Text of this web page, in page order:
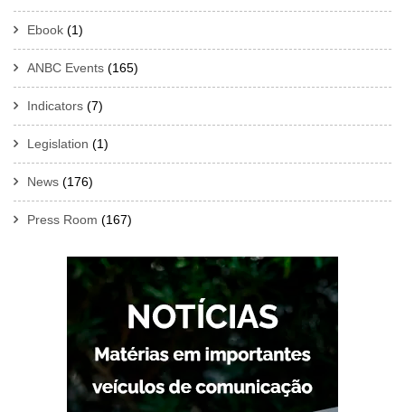
Ebook (1)
ANBC Events (165)
Indicators (7)
Legislation (1)
News (176)
Press Room (167)